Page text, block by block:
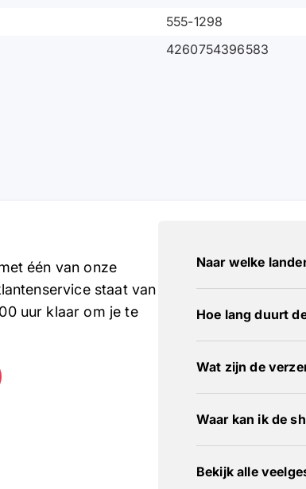
555-1298
4260754396583
één van onze
staat van
uur klaar om je te
Naar welke
Hoe lang duurt
Wat zijn de
Waar kan ik de
Bekijk alle